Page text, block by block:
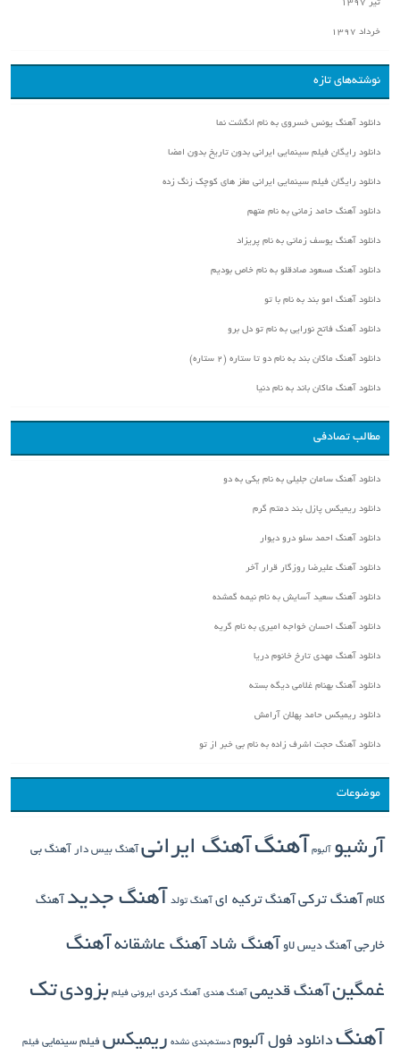
تیر ۱۳۹۷
خرداد ۱۳۹۷
نوشته‌های تازه
دانلود آهنگ یونس خسروی به نام انگشت نما
دانلود رایگان فیلم سینمایی ایرانی بدون تاریخ بدون امضا
دانلود رایگان فیلم سینمایی ایرانی مغز های کوچک زنگ زده
دانلود آهنگ حامد زمانی به نام متهم
دانلود آهنگ یوسف زمانی به نام پریزاد
دانلود آهنگ مسعود صادقلو به نام خاص بودیم
دانلود آهنگ امو بند به نام با تو
دانلود آهنگ فاتح نورایی به نام تو دل برو
دانلود آهنگ ماکان بند به نام دو تا ستاره (۲ ستاره)
دانلود آهنگ ماکان باند به نام دنیا
مطالب تصادفی
دانلود آهنگ سامان جلیلی به نام یکی به دو
دانلود ریمیکس پازل بند دمتم گرم
دانلود آهنگ احمد سلو درو دیوار
دانلود آهنگ علیرضا روزگار قرار آخر
دانلود آهنگ سعید آسایش به نام نیمه گمشده
دانلود آهنگ احسان خواجه امیری به نام گریه
دانلود آهنگ مهدی تارخ خانوم دریا
دانلود آهنگ بهنام غلامی دیگه بسته
دانلود ریمیکس حامد پهلان آرامش
دانلود آهنگ حجت اشرف زاده به نام بی خبر از تو
موضوعات
آرشیو آلبوم آهنگ آهنگ ایرانی آهنگ بیس دار آهنگ بی
کلام آهنگ ترکی آهنگ ترکیه ای آهنگ تولد آهنگ جدید آهنگ
خارجی آهنگ دیس لاو آهنگ شاد آهنگ عاشقانه آهنگ
غمگین آهنگ قدیمی آهنگ هندی آهنگ کردی ایرونی فیلم بزودیتک
آهنگدانلود فول آلبوم دسته‌بندی نشده ریمیکس فیلم سینمایی فیلم